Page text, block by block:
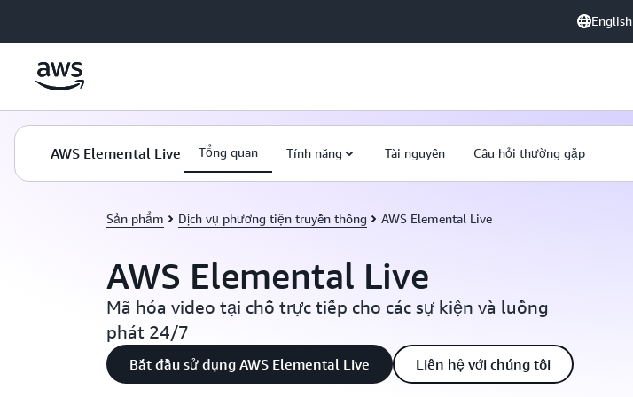
English
AWS Elemental Live Tổng quan Tính năng Tài nguyên Câu hỏi thường gặp
Sản phẩm Dịch vụ phương tiện truyền thông AWS Elemental Live
AWS Elemental Live
Mã hóa video tại chỗ trực tiếp cho các sự kiện và luồng
phát 24/7
Bắt đầu sử dụng AWS Elemental Live Liên hệ với chúng tôi